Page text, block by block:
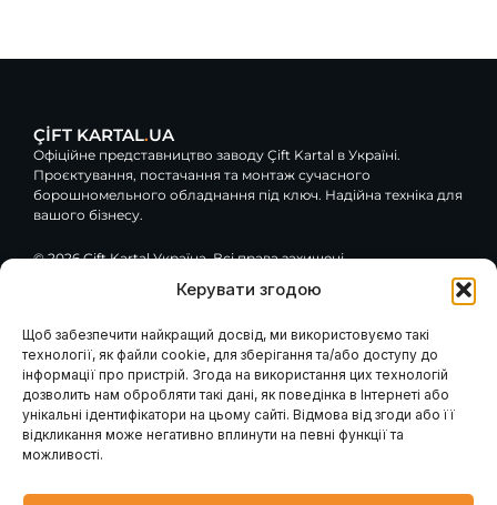
Керувати згодою
Щоб забезпечити найкращий досвід, ми використовуємо такі
технології, як файли cookie, для зберігання та/або доступу до
інформації про пристрій. Згода на використання цих технологій
дозволить нам обробляти такі дані, як поведінка в Інтернеті або
унікальні ідентифікатори на цьому сайті. Відмова від згоди або її
відкликання може негативно вплинути на певні функції та
можливості.
ÇİFT KARTAL.UA
Офіційне представництво заводу Çift Kartal в Україні.
Проєктування, постачання та монтаж сучасного
борошномельного обладнання під ключ. Надійна техніка для
вашого бізнесу.
© 2026 Çift Kartal Україна. Всі права захищені.
c
e
b
o
o
k
-
f
u
t
u
b
e
o
g
l
e
Навігація
Каталог обладнання
Про компанію
Наші проєкти
Контакти
Головна
Клієнтам / Послуги
Гарантія та сервіс
Модернізація вашого
млина
Консультація інженера
Проєктування млинів